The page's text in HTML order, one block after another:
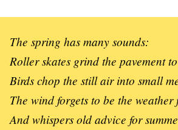
The spring has many sounds:
Roller skates grind the pavement
Birds chop the still air into small
The wind forgets to be the weather
And whispers old advice for